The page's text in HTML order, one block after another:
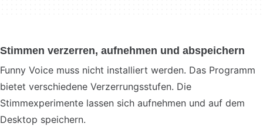
Stimmen verzerren, aufnehmen und abspeichern
Funny Voice muss nicht installiert werden. Das Programm
bietet verschiedene Verzerrungsstufen. Die
Stimmexperimente lassen sich aufnehmen und auf dem
Desktop speichern.